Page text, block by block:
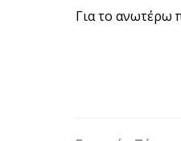
Για το ανωτέρω